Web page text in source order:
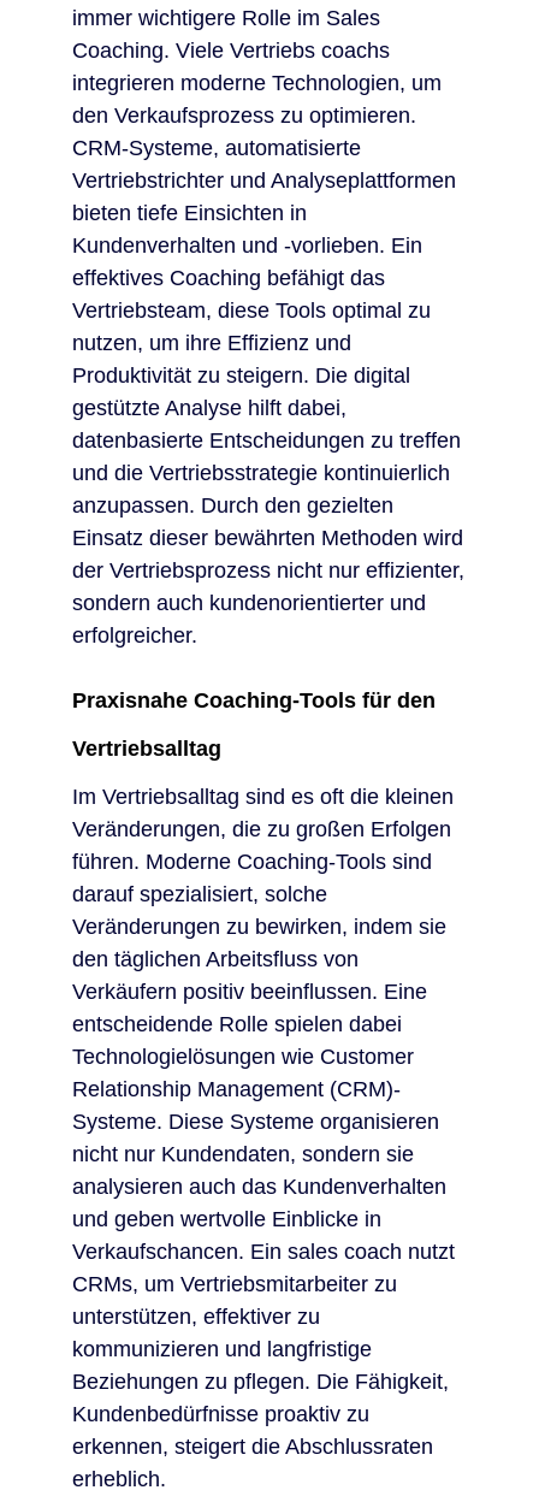
immer wichtigere Rolle im Sales
Coaching. Viele Vertriebs coachs
integrieren moderne Technologien, um
den Verkaufsprozess zu optimieren.
CRM-Systeme, automatisierte
Vertriebstrichter und Analyseplattformen
bieten tiefe Einsichten in
Kundenverhalten und -vorlieben. Ein
effektives Coaching befähigt das
Vertriebsteam, diese Tools optimal zu
nutzen, um ihre Effizienz und
Produktivität zu steigern. Die digital
gestützte Analyse hilft dabei,
datenbasierte Entscheidungen zu treffen
und die Vertriebsstrategie kontinuierlich
anzupassen. Durch den gezielten
Einsatz dieser bewährten Methoden wird
der Vertriebsprozess nicht nur effizienter,
sondern auch kundenorientierter und
erfolgreicher.
Praxisnahe Coaching-Tools für den
Vertriebsalltag
Im Vertriebsalltag sind es oft die kleinen
Veränderungen, die zu großen Erfolgen
führen. Moderne Coaching-Tools sind
darauf spezialisiert, solche
Veränderungen zu bewirken, indem sie
den täglichen Arbeitsfluss von
Verkäufern positiv beeinflussen. Eine
entscheidende Rolle spielen dabei
Technologielösungen wie Customer
Relationship Management (CRM)-
Systeme. Diese Systeme organisieren
nicht nur Kundendaten, sondern sie
analysieren auch das Kundenverhalten
und geben wertvolle Einblicke in
Verkaufschancen. Ein sales coach nutzt
CRMs, um Vertriebsmitarbeiter zu
unterstützen, effektiver zu
kommunizieren und langfristige
Beziehungen zu pflegen. Die Fähigkeit,
Kundenbedürfnisse proaktiv zu
erkennen, steigert die Abschlussraten
erheblich.